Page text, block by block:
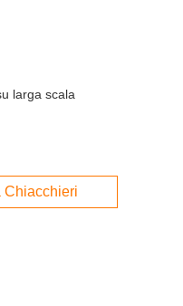
larga scala
Chiacchieri